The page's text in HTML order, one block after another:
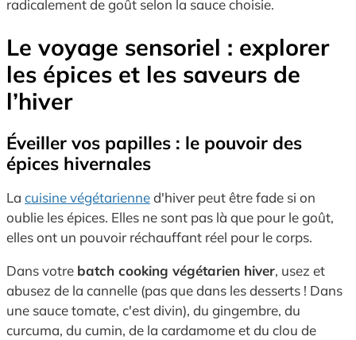
radicalement de goût selon la sauce choisie.
Le voyage sensoriel : explorer
les épices et les saveurs de
l’hiver
Éveiller vos papilles : le pouvoir des
épices hivernales
La cuisine végétarienned'hiver peut être fade si on
oublie les épices. Elles ne sont pas là que pour le goût,
elles ont un pouvoir réchauffant réel pour le corps.
Dans votre batch cooking végétarien hiver, usez et
abusez de la cannelle (pas que dans les desserts ! Dans
une sauce tomate, c'est divin), du gingembre, du
curcuma, du cumin, de la cardamome et du clou de